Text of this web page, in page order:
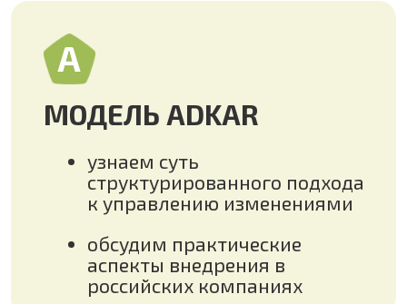
СОПРОТИВЛЕНИЕ
ИЗМЕНЕНИЯМ
рассмотрим причины
индивидуального и
организационного
составим план по
преодолению сопротивления
сотрудников и собственного
Б